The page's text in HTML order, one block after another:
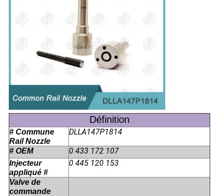
Définition
# Commune
Rail Nozzle
DLLA147P1814
# OEM 0 433 172 107
Injecteur
appliqué #
0 445 120 153
Valve de
commande